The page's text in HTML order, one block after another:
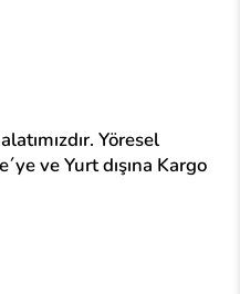
Yöresel
ve Yurt dışına Kargo